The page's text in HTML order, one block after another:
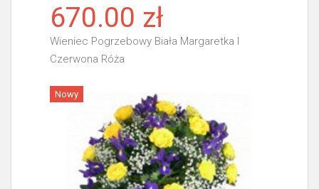
670.00 zł
Wieniec Pogrzebowy Biała Margaretka I
Czerwona Róża
Więcej
Nowy